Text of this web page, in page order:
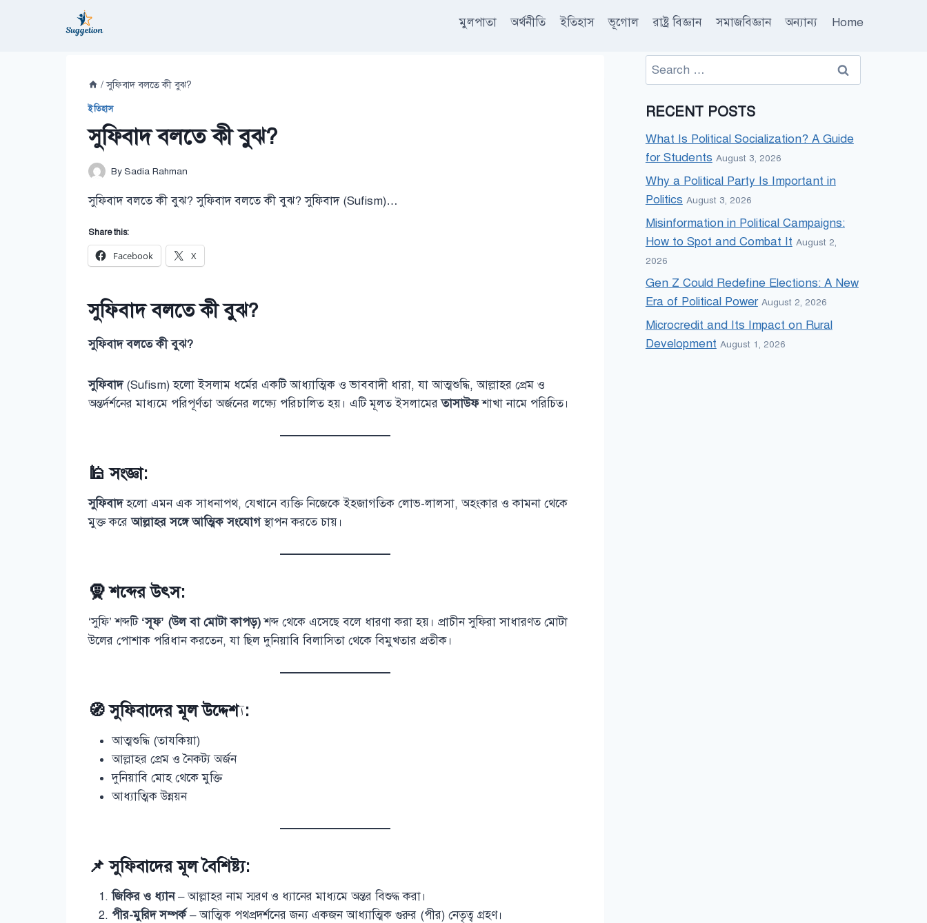
মুলপাতা অর্থনীতি ইতিহাস ভূগোল রাষ্ট্র বিজ্ঞান সমাজবিজ্ঞান অন্যান্য Home
/ সুফিবাদ বলতে কী বুঝ?
ইতিহাস
সুফিবাদ বলতে কী বুঝ?
BySadia Rahman
সুফিবাদ বলতে কী বুঝ? সুফিবাদ বলতে কী বুঝ? সুফিবাদ (Sufism)…
Share this:
Facebook X
সুফিবাদ বলতে কী বুঝ?
সুফিবাদ বলতে কী বুঝ?
সুফিবাদ(Sufism) হলো ইসলাম ধর্মের একটি আধ্যাত্মিক ও ভাববাদী ধারা, যা আত্মশুদ্ধি, আল্লাহর প্রেম ও
অন্তর্দর্শনের মাধ্যমে পরিপূর্ণতা অর্জনের লক্ষ্যে পরিচালিত হয়। এটি মূলত ইসলামেরতাসাউফশাখা নামে পরিচিত।
🕌 সংজ্ঞা:
সুফিবাদহলো এমন এক সাধনাপথ, যেখানে ব্যক্তি নিজেকে ইহজাগতিক লোভ-লালসা, অহংকার ও কামনা থেকে
মুক্ত করেআল্লাহর সঙ্গে আত্মিক সংযোগস্থাপন করতে চায়।
🧕 শব্দের উৎস:
‘সুফি’ শব্দটি ‘সূফ’ (উল বা মোটা কাপড়)শব্দ থেকে এসেছে বলে ধারণা করা হয়। প্রাচীন সুফিরা সাধারণত মোটা
উলের পোশাক পরিধান করতেন, যা ছিল দুনিয়াবি বিলাসিতা থেকে বিমুখতার প্রতীক।
🧭 সুফিবাদের মূল উদ্দেশ্য:
আত্মশুদ্ধি (তাযকিয়া)
আল্লাহর প্রেম ও নৈকট্য অর্জন
দুনিয়াবি মোহ থেকে মুক্তি
আধ্যাত্মিক উন্নয়ন
📌 সুফিবাদের মূল বৈশিষ্ট্য:
জিকির ও ধ্যান– আল্লাহর নাম স্মরণ ও ধ্যানের মাধ্যমে অন্তর বিশুদ্ধ করা।
পীর-মুরিদ সম্পর্ক– আত্মিক পথপ্রদর্শনের জন্য একজন আধ্যাত্মিক গুরুর (পীর) নেতৃত্ব গ্রহণ।
Search
for:
RECENT POSTS
What Is Political Socialization? A Guide
for Students August 3, 2026
Why a Political Party Is Important in
Politics August 3, 2026
Misinformation in Political Campaigns:
How to Spot and Combat It August 2,
2026
Gen Z Could Redefine Elections: A New
Era of Political Power August 2, 2026
Microcredit and Its Impact on Rural
Development August 1, 2026